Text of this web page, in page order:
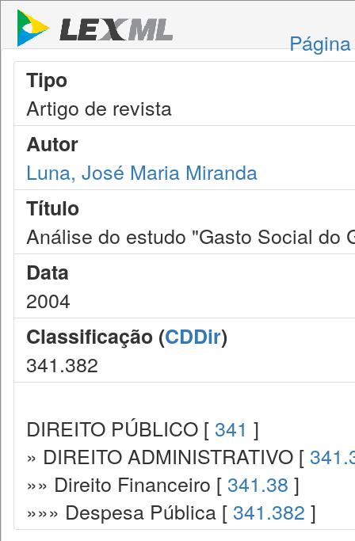
Tipo
Artigo de revista
Autor
Luna, José Maria Miranda
Título
Análise do estudo "Gasto Social do
Data
2004
Classificação (CDDir)
341.382
DIREITO PÚBLICO [ 341 ]
» DIREITO ADMINISTRATIVO [
»» Direito Financeiro [ 341.38 ]
»»» Despesa Pública [ 341.382 ]